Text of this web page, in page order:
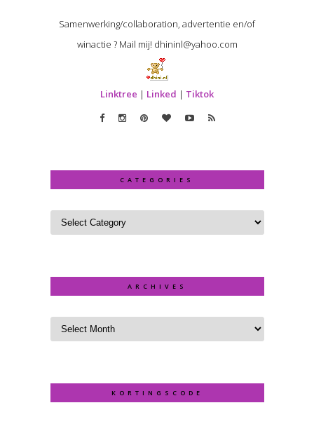
Samenwerking/collaboration, advertentie en/of
winactie ? Mail mij! dhininl@yahoo.com
Linktree | Linked | Tiktok
CATEGORIES
ARCHIVES
KORTINGSCODE